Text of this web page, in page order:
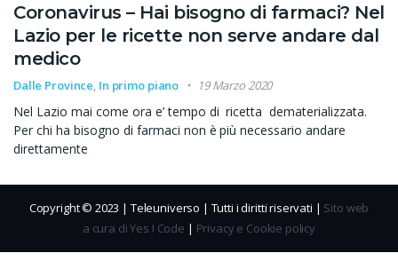
Coronavirus – Hai bisogno di farmaci? Nel
Lazio per le ricette non serve andare dal
medico
Dalle Province, In primo piano 19 Marzo 2020
Nel Lazio mai come ora e’ tempo di ricetta dematerializzata.
Per chi ha bisogno di farmaci non è più necessario andare
direttamente
Copyright © 2023 | Teleuniverso | Tutti i diritti riservati | Sito web
a cura di Yes I Code | Privacy e Cookie policy